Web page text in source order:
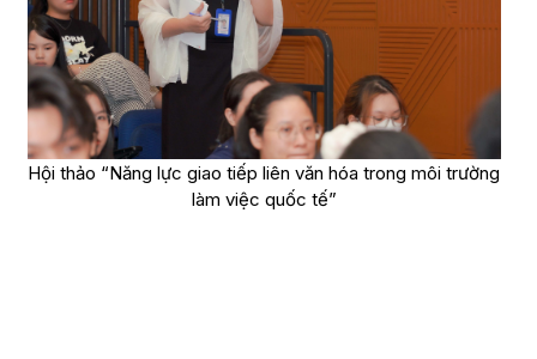
Hội thảo “Năng lực giao tiếp liên văn hóa trong môi trường
làm việc quốc tế”